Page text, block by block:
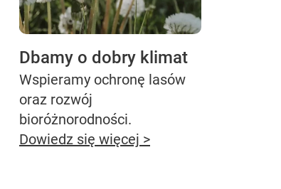
Dbamy o dobry klimat
Wspieramy ochronę lasów
oraz rozwój
bioróżnorodności.
Dowiedz się więcej >